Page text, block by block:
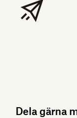
Dela gärna